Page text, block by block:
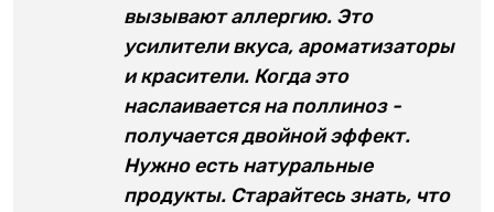
вызывают аллергию. Это
усилители вкуса, ароматизаторы
и красители. Когда это
наслаивается на поллиноз -
получается двойной эффект.
Нужно есть натуральные
продукты. Старайтесь знать, что